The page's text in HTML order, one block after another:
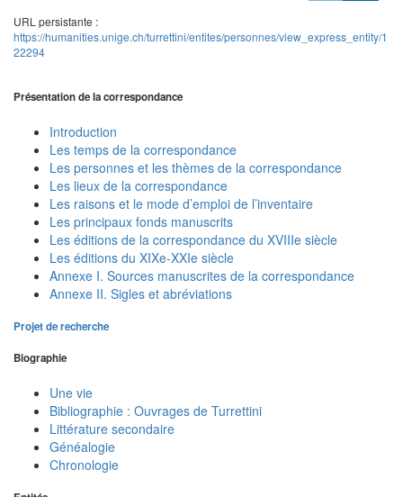
URL persistante :
https://humanities.unige.ch/turrettini/entites/personnes/view_express_entity/1
22294
Présentation de la correspondance
Introduction
Les temps de la correspondance
Les personnes et les thèmes de la correspondance
Les lieux de la correspondance
Les raisons et le mode d’emploi de l’inventaire
Les principaux fonds manuscrits
Les éditions de la correspondance du XVIIIe siècle
Les éditions du XIXe-XXIe siècle
Annexe I. Sources manuscrites de la correspondance
Annexe II. Sigles et abréviations
Projet de recherche
Biographie
Une vie
Bibliographie : Ouvrages de Turrettini
Littérature secondaire
Généalogie
Chronologie